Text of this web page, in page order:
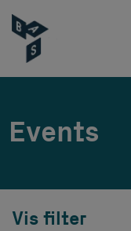
Events
Vis filter